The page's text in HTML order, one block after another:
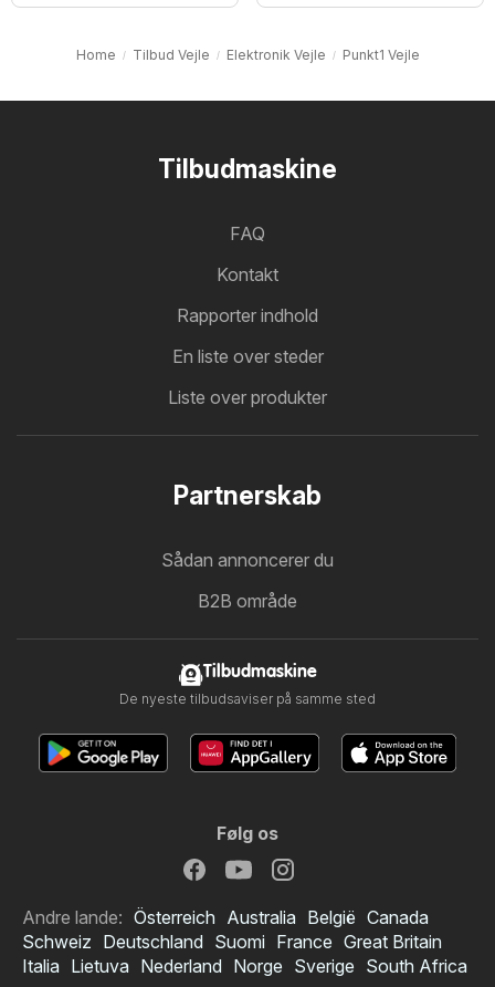
Home Tilbud Vejle Elektronik Vejle Punkt1 Vejle
Tilbudmaskine
FAQ
Kontakt
Rapporter indhold
En liste over steder
Liste over produkter
Partnerskab
Sådan annoncerer du
B2B område
Tilbudmaskine
De nyeste tilbudsaviser på samme sted
Følg os
Andre lande: Österreich Australia België Canada
Schweiz Deutschland Suomi France Great Britain
Italia Lietuva Nederland Norge Sverige South Africa